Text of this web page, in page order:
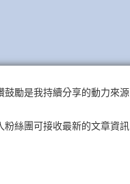
讚加入粉絲團!!!
是我的動力阿阿阿!!!
鼓勵是我持續分享的動力來源
粉絲團可接收最新的文章資訊